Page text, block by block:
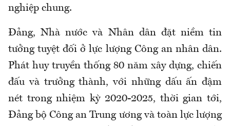
nghiệp chung.
Đảng, Nhà nước và Nhân dân đặt niềm tin
tưởng tuyệt đối ở lực lượng Công an nhân dân.
Phát huy truyền thống 80 năm xây dựng, chiến
đấu và trưởng thành, với những dấu ấn đậm
nét trong nhiệm kỳ 2020-2025, thời gian tới,
Đảng bộ Công an Trung ương và toàn lực lượng